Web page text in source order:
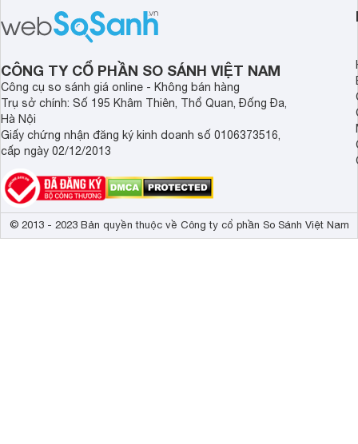
bạn 4 dòng máy lọc
Electrolux đang hot
CÔNG TY CỔ PHẦN SO SÁNH VIỆT NAM
Công cụ so sánh giá online - Không bán hàng
Trụ sở chính: Số 195 Khâm Thiên, Thổ Quan, Đống Đa,
Hà Nội
Giấy chứng nhận đăng ký kinh doanh số 0106373516,
cấp ngày 02/12/2013
© 2013 - 2023 Bản quyền thuộc về Công ty cổ phần So Sánh Việt Nam